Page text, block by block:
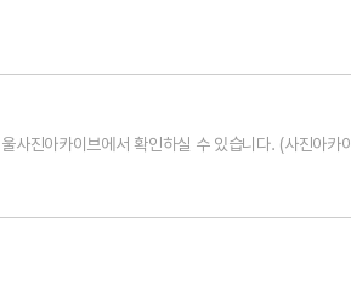
진아카이브에서 확인하실 수 있습니다. (사진아카이